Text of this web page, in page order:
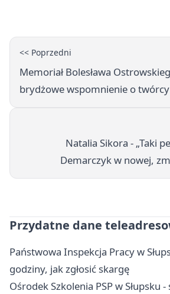
<< Poprzedni
Memoriał Bolesława
brydżowe wspomnienie o
Natalia Sikora - „Taki
Demarczyk w nowej,
Przydatne dane
Państwowa Inspekcja Pracy w
godziny, jak zgłosić skargę
Ośrodek Szkolenia PSP w Słupsku